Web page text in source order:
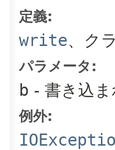
定義:
write、ク
パラメータ:
b - 書き込ま
例外: